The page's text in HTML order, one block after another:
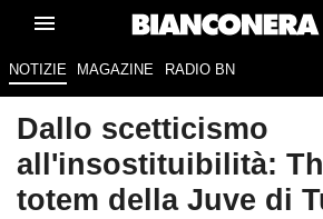
NOTIZIE MAGAZINE RADIO BN
Dallo scetticismo
all'insostituibilità:
totem della Juve di